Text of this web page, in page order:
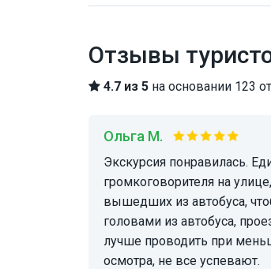
Отзывы
4.7 из 5 на основании 123
Ольга М.
Экскурсия понравилась. Единственное, в гида не очень хорошо работала колонка
громкоговорителя на
вышедших из автобуса,
головами из автобуса,
лучше проводить при
осмотра, не все успевают.